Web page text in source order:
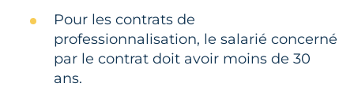
Pour les contrats de
professionnalisation, le salarié concerné
par le contrat doit avoir moins de 30
ans.